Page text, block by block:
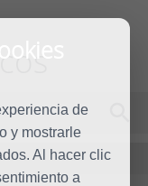
de
y mostrarle
Al hacer clic
a